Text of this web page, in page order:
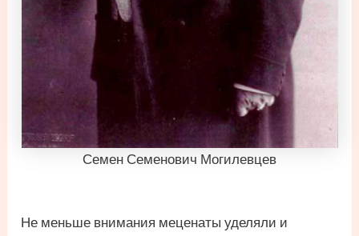
Семен Семенович Могилевцев
Не меньше внимания меценаты уделяли и